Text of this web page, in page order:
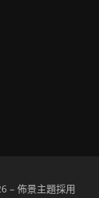
– 佈景主題採用